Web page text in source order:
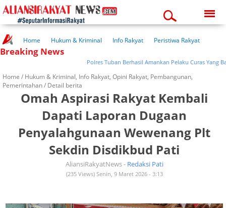
08:49:27 pm
Home Hukum & Kriminal Info Rakyat
Peristiwa Rakyat
Kuliner Rakyat
Wisata Rakyat
Breaking News
Polres Tuban Berhasil Amankan Pelaku Curas Yang
Home / Hukum & Kriminal, Info Rakyat, Opini Rakyat, Pembangunan,
Pemerintahan/ Detail berita
Omah Aspirasi Rakyat Kembali
Dapati Laporan Dugaan
Penyalahgunaan Wewenang Plt
Sekdin Disdikbud Pati
AliansiRakyatNews - Redaksi Pati
(235 Views) Senin, 9 Maret 2026 - 3:13